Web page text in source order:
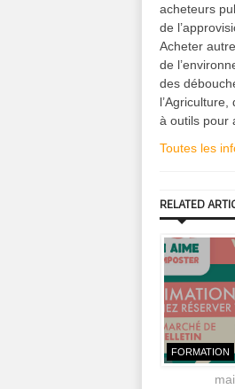
acheteurs
de
Acheter
de
des
à outils pour
Toutes les
RELATED
FORMATION